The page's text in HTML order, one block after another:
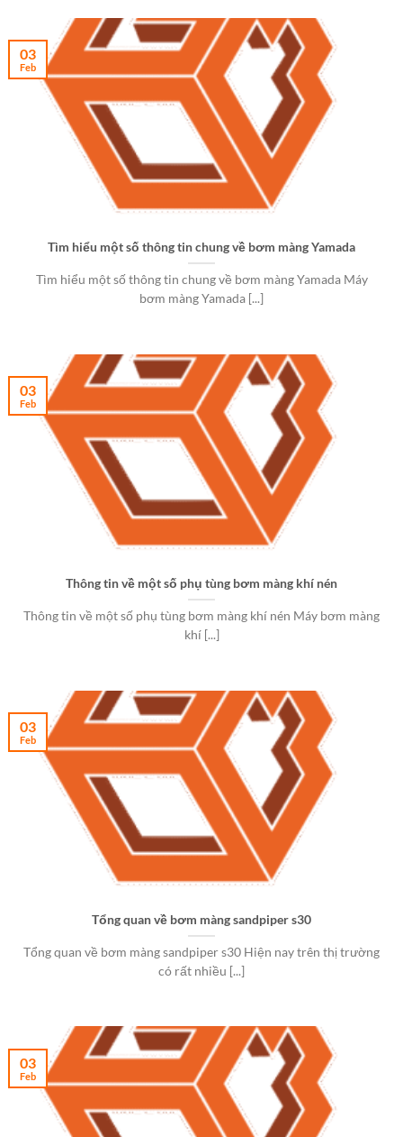
Tìm hiểu một số thông tin chung về bơm màng Yamada
Tìm hiểu một số thông tin chung về bơm màng Yamada Máy
bơm màng Yamada [...]
03
Feb
Thông tin về một số phụ tùng bơm màng khí nén
Thông tin về một số phụ tùng bơm màng khí nén Máy bơm màng
khí [...]
03
Feb
Tổng quan về bơm màng sandpiper s30
Tổng quan về bơm màng sandpiper s30 Hiện nay trên thị trường
có rất nhiều [...]
03
Feb
03
Feb